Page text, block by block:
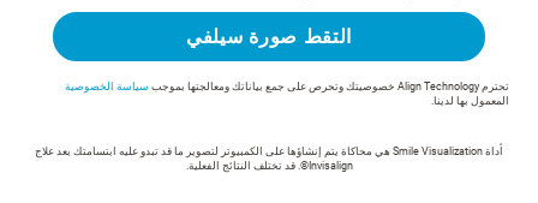
التقط صورة سيلفي
تحترم Align Technology خصوصيتك وتحرص على جمع بياناتك ومعالجتها بموجب
سياسة الخصوصية
المعمول بها لدينا.
أداة Smile Visualization هي محاكاة يتم إنشاؤها على الكمبيوتر لتصوير ما قد تبدو عليه ابتسامتك بعد علاج
Invisalign®. قد تختلف النتائج الفعلية.